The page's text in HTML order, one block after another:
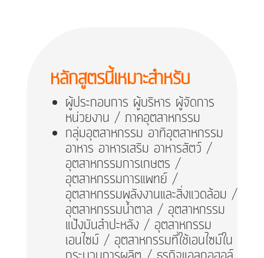
หลักสูตรนี้เหมาะสำหรับ
ผู้ประกอบการ ผู้บริหาร ผู้จัดการ
หน่วยงาน / ภาคอุตสาหกรรม
กลุ่มอุตสาหกรรม อาทิอุตสาหกรรม
อาหาร อาหารเสริม อาหารสัตว์ /
อุตสาหกรรมการเกษตร /
อุตสาหกรรมการแพทย์ /
อุตสาหกรรมพลังงานและสิ่งแวดล้อม /
อุตสาหกรรมน้ำตาล / อุตสาหกรรม
แป้งมันสำปะหลัง / อุตสาหกรรม
เอนไซม์ / อุตสาหกรรมที่ใช้เอนไซม์ใน